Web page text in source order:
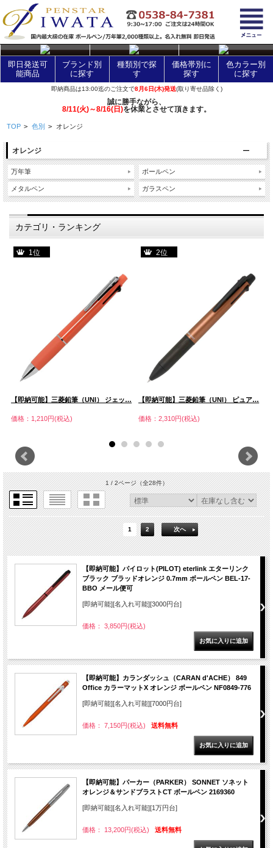
layer Control
即日発送可
能商品
ブランド別
に探す
種類別で探
す
価格帯別に
探す
色カラー別
に探す
即納商品は13:00迄のご注文で8月6日(木)発送(取り寄せ品除く)
誠に勝手ながら、
8/11(火)～8/16(日)を休業とさせて頂きます。
TOP > 色別 > オレンジ
オレンジ
万年筆
メタルペン
ボールペン
ガラスペン
カテゴリ・ランキング
1位
【即納可能】三菱鉛筆（UNI） ジェッ…
価格：1,210円(税込)
2位
【即納可能】三菱鉛筆（UNI） ピュア…
価格：2,310円(税込)
1 / 2ページ（全28件）
1 2 次へ
【即納可能】パイロット(PILOT) eterlink エターリンク
ブラック ブラッドオレンジ 0.7mm ボールペン BEL-17-
BBO メール便可
[即納可能][名入れ可能][3000円台]
価格： 3,850円(税込)
【即納可能】カランダッシュ（CARAN d'ACHE） 849
Office カラーマットX オレンジ ボールペン NF0849-776
[即納可能][名入れ可能][7000円台]
価格： 7,150円(税込) 送料無料
【即納可能】パーカー（PARKER） SONNET ソネット
オレンジ＆サンドブラストCT ボールペン 2169360
[即納可能][名入れ可能][1万円台]
価格： 13,200円(税込) 送料無料